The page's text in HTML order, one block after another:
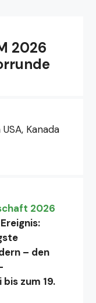
2026
2026
– den
bis zum 19.